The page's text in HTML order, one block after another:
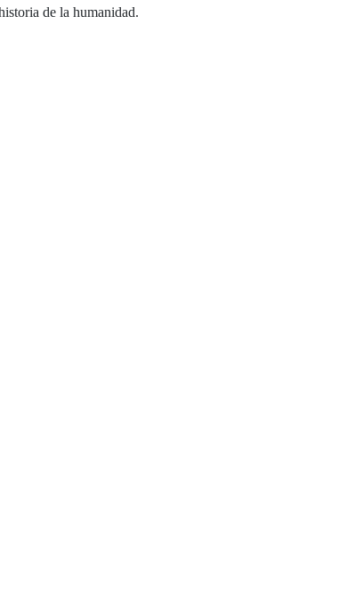
de la humanidad.